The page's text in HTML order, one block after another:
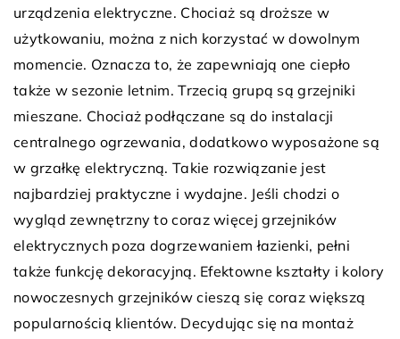
urządzenia elektryczne. Chociaż są droższe w
użytkowaniu, można z nich korzystać w dowolnym
momencie. Oznacza to, że zapewniają one ciepło
także w sezonie letnim. Trzecią grupą są grzejniki
mieszane. Chociaż podłączane są do instalacji
centralnego ogrzewania, dodatkowo wyposażone są
w grzałkę elektryczną. Takie rozwiązanie jest
najbardziej praktyczne i wydajne. Jeśli chodzi o
wygląd zewnętrzny to coraz więcej grzejników
elektrycznych poza dogrzewaniem łazienki, pełni
także funkcję dekoracyjną. Efektowne kształty i kolory
nowoczesnych grzejników cieszą się coraz większą
popularnością klientów. Decydując się na montaż